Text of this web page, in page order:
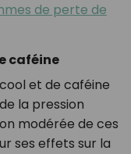
de perte de
caféine
et de caféine
la pression
modérée de ces
ses effets sur la